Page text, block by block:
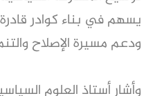
يسهم في بناء كوادر
ودعم مسيرة الإصلاح
وأشار أستاذ العلوم